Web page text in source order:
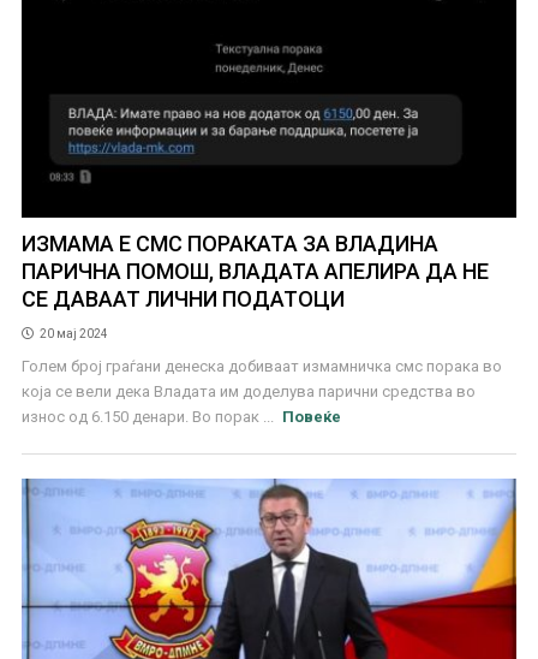
ИЗМАМА Е СМС ПОРАКАТА ЗА ВЛАДИНА
ПАРИЧНА ПОМОШ, ВЛАДАТА АПЕЛИРА ДА НЕ
СЕ ДАВААТ ЛИЧНИ ПОДАТОЦИ
20 мај 2024
Голем број граѓани денеска добиваат измамничка смс порака во
која се вели дека Владата им доделува парични средства во
износ од 6.150 денари. Во порак ...
Повеќе